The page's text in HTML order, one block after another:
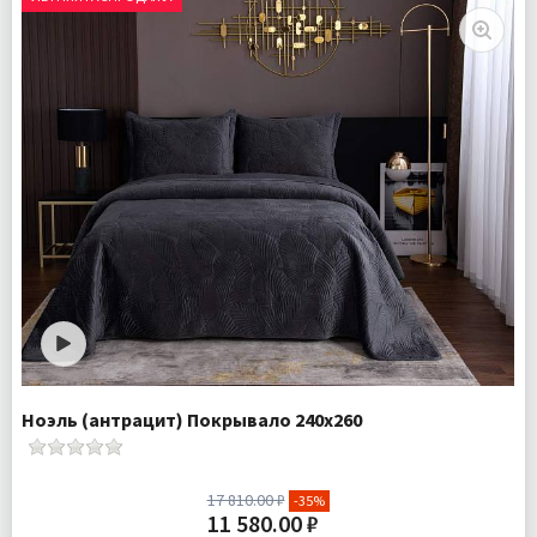
Комплектация:
Покрывало 1 шт Наволочки 2 шт
Велюр
Бесплатно
Ноэль (антрацит) Покрывало 240х260
17 810.00 ₽ -35%
11 580.00 ₽